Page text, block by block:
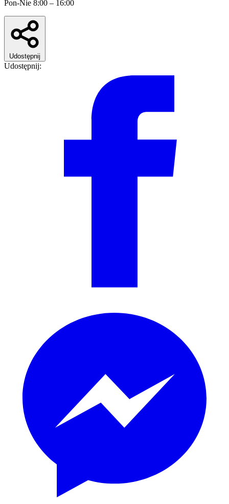
Pon-Nie 8:00 – 16:00
Udostępnij
Udostępnij: